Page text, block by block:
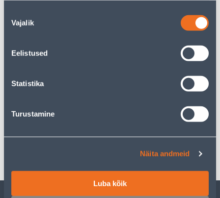
valik
Vajalik
Eelistused
Statistika
Turustamine
Näita andmeid
Luba kõik
Ожидаемая доставка домой от 16,90 € с 07.09.2026